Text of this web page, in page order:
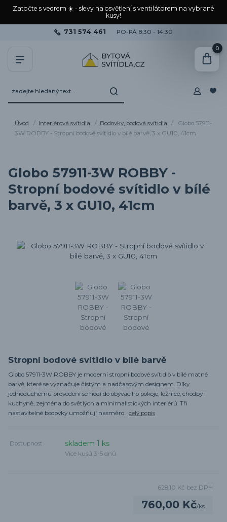
Zatočte s vedrem ☀️ - slevy na osvětlení s ventilátorem na vybrané
kusy!
731 574 461 PO-PÁ 8:30 - 14:30
0
Úvod Interiérová svítidla Bodovky, bodová svítidla
Globo 57911-
3W ROBBY - Stropní bodové svítidlo v bílé barvě, 3 x GU10, 41cm
Globo 57911-3W ROBBY -
Stropní bodové svítidlo v bílé
barvě, 3 x GU10, 41cm
Stropní bodové svítidlo v bílé barvě
Globo 57911-3W ROBBY je moderní stropní bodové svítidlo v bílé matné
barvě, které se vyznačuje čistým a nadčasovým designem. Díky
jednoduchému provedení se hodí do obývacího pokoje, ložnice, chodby i
kuchyně, zejména do světlých a minimalistických interiérů. Tři
nastavitelné bodovky umožňují nasměro... celý popis
Dostupnost skladem 1 ks
Více kusů 3-5 dnů
760,00 Kč/ks
628,10 Kč bez DPH